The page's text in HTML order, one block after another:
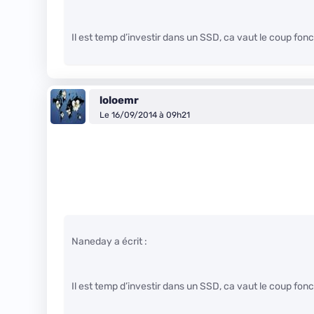
Il est temp d’investir dans un SSD, ca vaut le coup
loloemr
Le 16/09/2014 à 09h21
Naneday a écrit :
Il est temp d’investir dans un SSD, ca vaut le coup